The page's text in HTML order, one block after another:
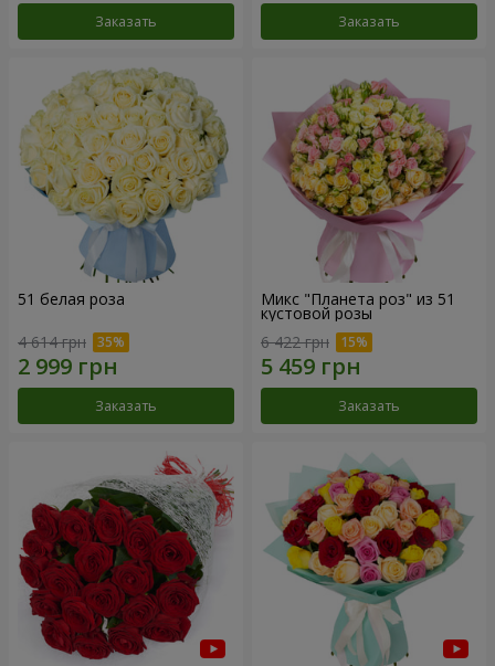
Заказать Заказать
51 белая роза
4 614 грн
Заказать
Микс "Планета роз" из 51
кустовой розы
6 422 грн
Заказать